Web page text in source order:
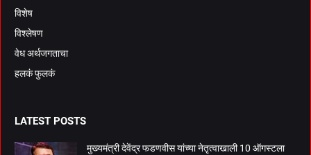
विशेष
विश्लेषण
वेध अर्थजगताचा
हलकं फुलकं
LATEST POSTS
मुख्यमंत्री देवेंद्र फडणवीस यांच्या नेतृत्वाखाली 10 ऑगस्टला